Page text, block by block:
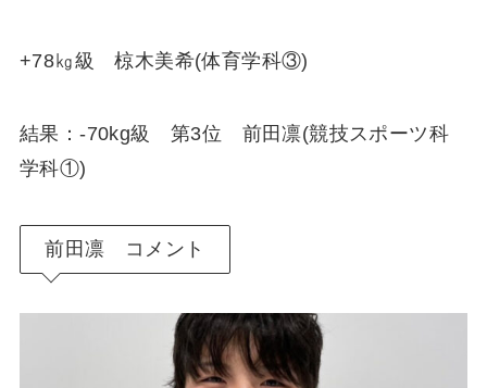
+78㎏級 椋木美希(体育学科③)
結果：-70kg級 第3位 前田凛(競技スポーツ科
学科①)
前田凛 コメント